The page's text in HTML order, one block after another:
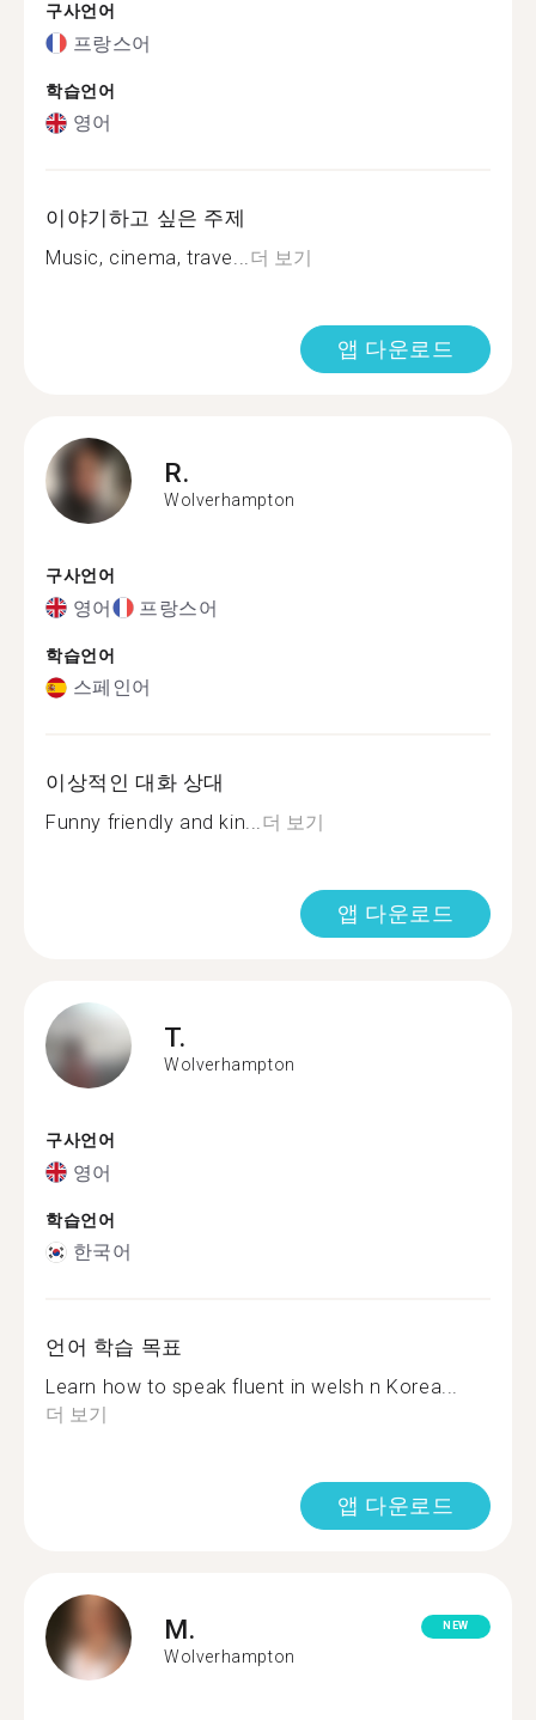
구사언어
프랑스어
학습언어
영어
이야기하고 싶은 주제
Music, cinema, trave...더 보기
앱 다운로드
R.
Wolverhampton
구사언어
영어 프랑스어
학습언어
스페인어
이상적인 대화 상대
Funny friendly and kin...더 보기
앱 다운로드
T.
Wolverhampton
구사언어
영어
학습언어
한국어
언어 학습 목표
Learn how to speak fluent in welsh n Korea...
더 보기
앱 다운로드
M.
Wolverhampton
NEW